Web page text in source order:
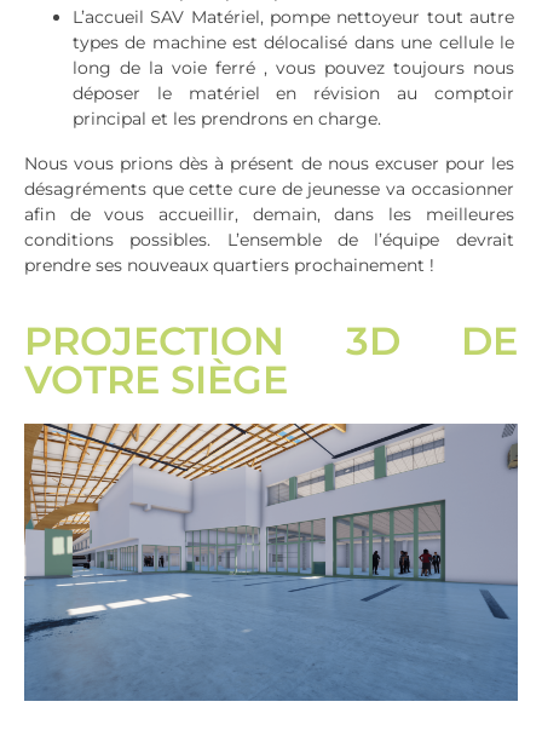
L’accueil SAV Matériel, pompe nettoyeur tout autre
types de machine est délocalisé dans une cellule le
long de la voie ferré , vous pouvez toujours nous
déposer le matériel en révision au comptoir
principal et les prendrons en charge.
Nous vous prions dès à présent de nous excuser pour les
désagréments que cette cure de jeunesse va occasionner
afin de vous accueillir, demain, dans les meilleures
conditions possibles. L’ensemble de l’équipe devrait
prendre ses nouveaux quartiers prochainement !
PROJECTION 3D DE
VOTRE SIÈGE